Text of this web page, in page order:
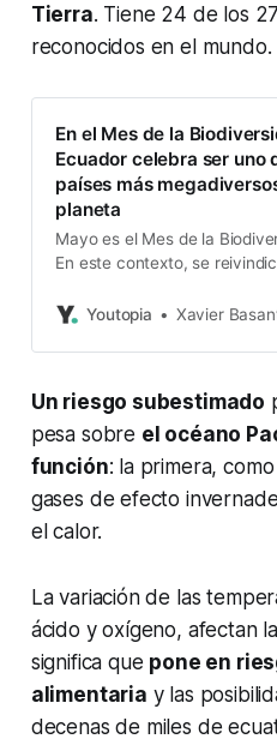
Tierra. Tiene 24 de los
reconocidos en el mundo.
En el Mes de la
Ecuador celebra ser uno
países más
planeta
Mayo es el Mes de la
En este contexto, se
91 ecosistemas son parte de
Youtopía Mayo es el Mes de
uno de los países más
megadiversos del planeta.
muestra
Youtopia Xavier
Un riesgo subestimado
pesa sobre el océano
función: la primera,
gases de efecto
el calor.
La variación de las
ácido y oxígeno, afectan
significa que pone en
alimentaria y las
decenas de miles de